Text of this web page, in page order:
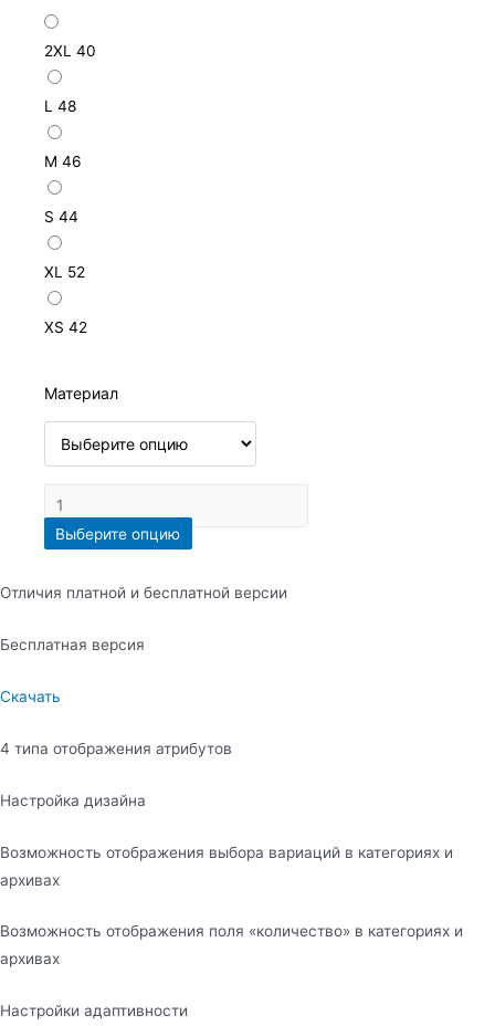
2XL 40
L 48
M 46
S 44
XL 52
XS 42
Материал
Выберите опцию
Отличия платной и бесплатной версии
Бесплатная версия
Скачать
4 типа отображения атрибутов
Настройка дизайна
Возможность отображения выбора вариаций в категориях и
архивах
Возможность отображения поля «количество» в категориях и
архивах
Настройки адаптивности